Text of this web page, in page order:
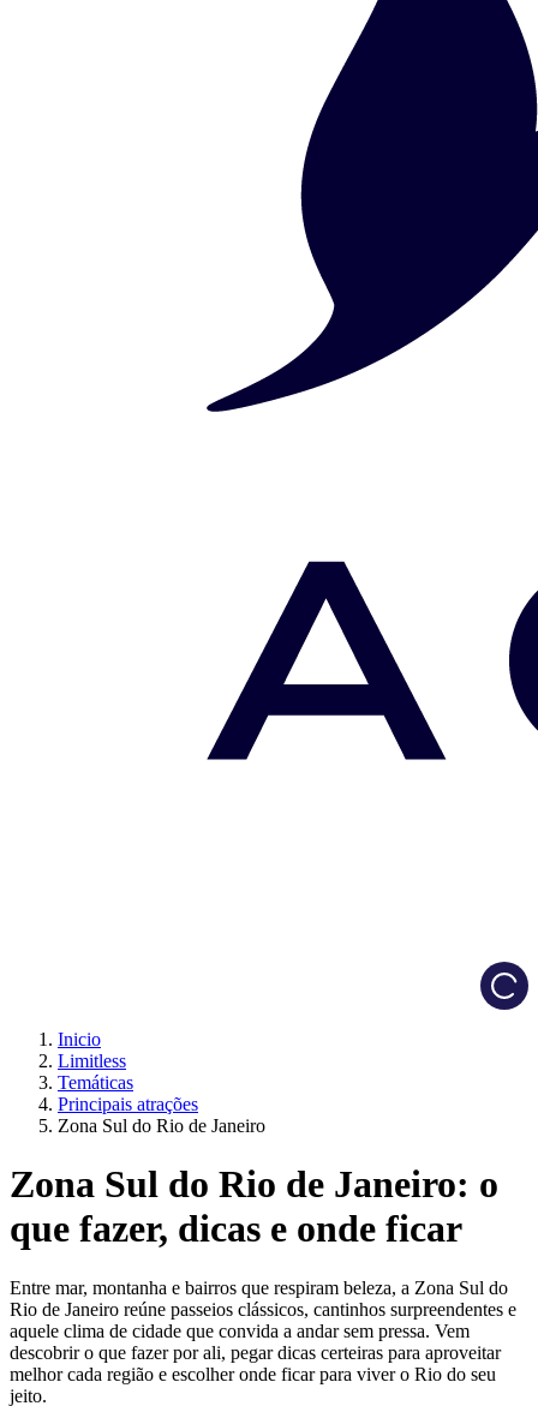
Inicio
Limitless
Temáticas
Principais atrações
Zona Sul do Rio de Janeiro
Zona Sul do Rio de Janeiro: o
que fazer, dicas e onde ficar
Entre mar, montanha e bairros que respiram beleza, a Zona Sul do
Rio de Janeiro reúne passeios clássicos, cantinhos surpreendentes e
aquele clima de cidade que convida a andar sem pressa. Vem
descobrir o que fazer por ali, pegar dicas certeiras para aproveitar
melhor cada região e escolher onde ficar para viver o Rio do seu
jeito.